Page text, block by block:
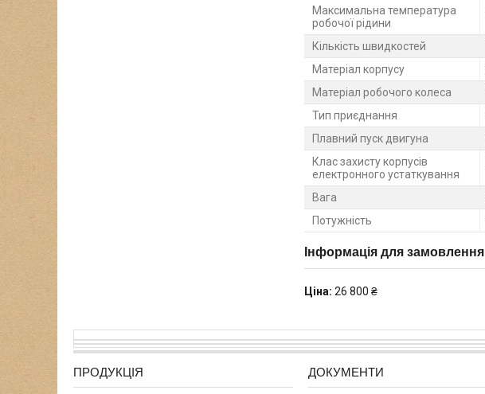
Максимальна температура
робочої рідини
Кількість швидкостей
Матеріал корпусу
Матеріал робочого колеса
Тип приєднання
Плавний пуск двигуна
Клас захисту корпусів
електронного устаткування
Вага
Потужність
Інформація для замовлення
Ціна: 26 800 ₴
ПРОДУКЦІЯ ДОКУМЕНТИ